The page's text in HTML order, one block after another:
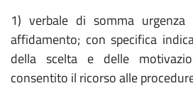
1) verbale di somma
affidamento; con specifica
della scelta e delle
consentito il ricorso alle